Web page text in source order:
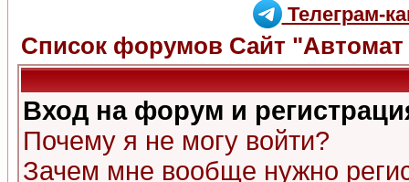
Телеграм-
Список форумов Сайт "Автомат
Вход на форум и
Почему я не могу войти?
Зачем мне вообще нужно